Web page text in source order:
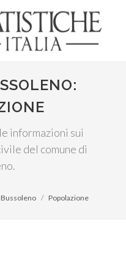
informazioni sui
del comune di
Bussoleno Popolazione